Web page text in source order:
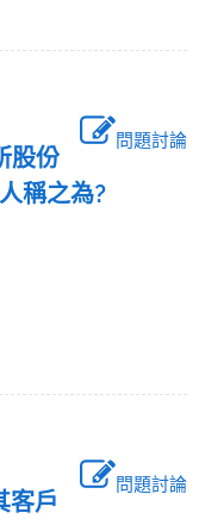
問題討論
股份
稱之為?
問題討論
客戶